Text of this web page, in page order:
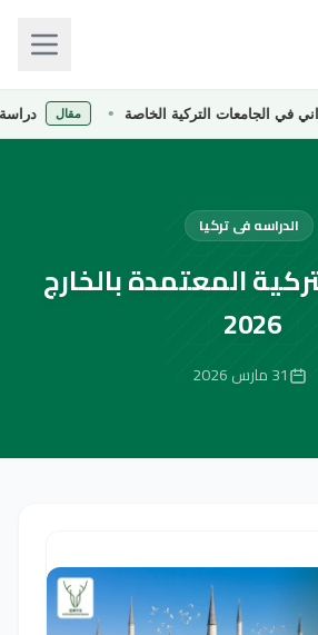
التركية الخاصة مقال دراسة
الدراسه فى تركيا
المعتمدة بالخارج
2026
31 مارس 2026